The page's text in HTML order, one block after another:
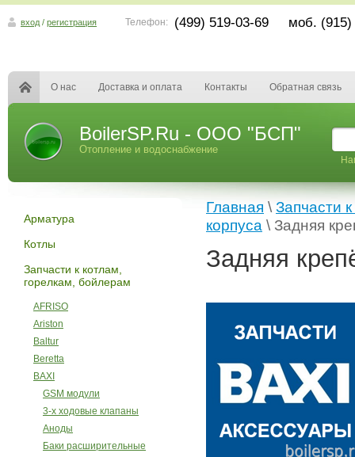
вход / регистрация Телефон: (499) 519-03-69 моб. (915)
О нас Доставка и оплата Контакты Обратная связь
BoilerSP.Ru - ООО "БСП"
Отопление и водоснабжение
Арматура
Котлы
Запчасти к котлам,
горелкам, бойлерам
AFRISO
Ariston
Baltur
Beretta
BAXI
GSM модули
3-х ходовые клапаны
Аноды
Баки расширительные
Главная \ Запчасти
корпуса \ Задняя
Задняя